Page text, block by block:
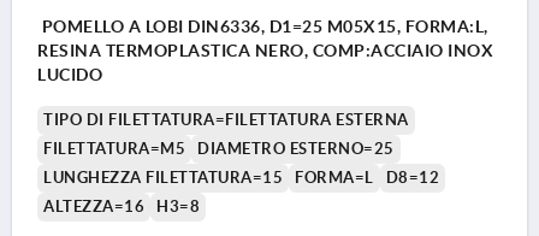
POMELLO A LOBI DIN6336, D1=25 M05X15, FORMA:L,
RESINA TERMOPLASTICA NERO, COMP:ACCIAIO INOX
LUCIDO
TIPO DI FILETTATURA=FILETTATURA ESTERNA
FILETTATURA=M5
DIAMETRO ESTERNO=25
LUNGHEZZA FILETTATURA=15
FORMA=L
D8=12
ALTEZZA=16
H3=8